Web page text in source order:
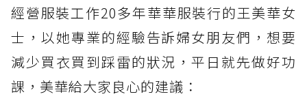
經營服裝工作20多年華華服裝行的王美華女
士，以她專業的經驗告訴婦女朋友們，想要
減少買衣買到踩雷的狀況，平日就先做好功
課，美華給大家良心的建議：